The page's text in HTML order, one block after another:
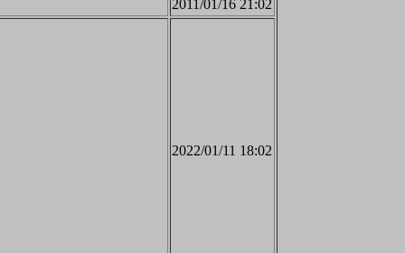
2011/01/16 21:02
2022/01/11 18:02